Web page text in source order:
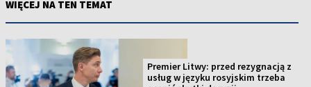
WIĘCEJ NA TEN TEMAT
Premier Litwy: przed rezygnacją z
usług w języku rosyjskim trzeba